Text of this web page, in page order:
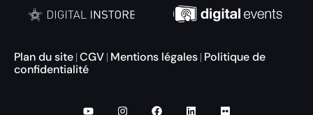
Plan du site CGV Mentions légales Politique de
confidentialité